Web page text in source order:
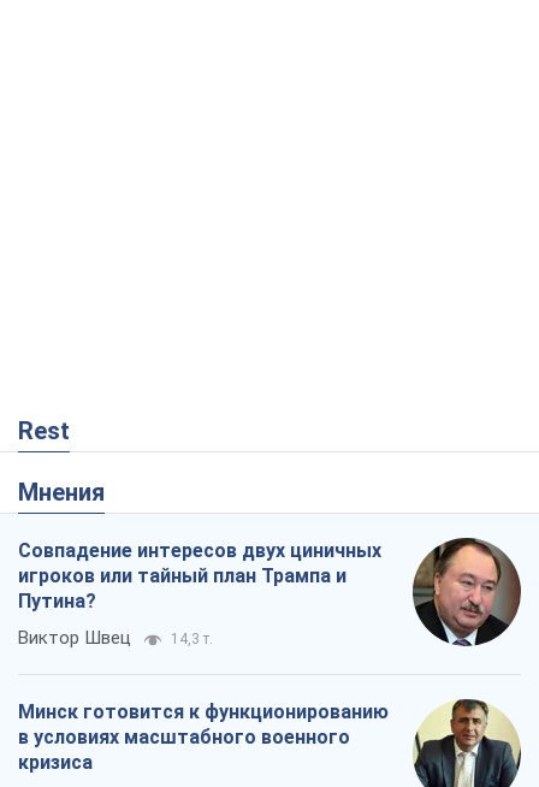
Rest
Мнения
Совпадение интересов двух циничных
игроков или тайный план Трампа и
Путина?
Виктор Швец 14,3 т.
Минск готовится к функционированию
в условиях масштабного военного
кризиса